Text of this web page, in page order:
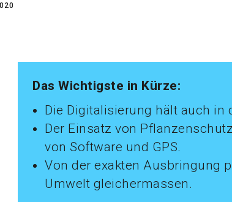
Das Wichtigste in Kürze:
Die Digitalisierung hält auch in
Der Einsatz von
von Software und GPS.
Von der exakten Ausbringung
Umwelt gleichermassen.